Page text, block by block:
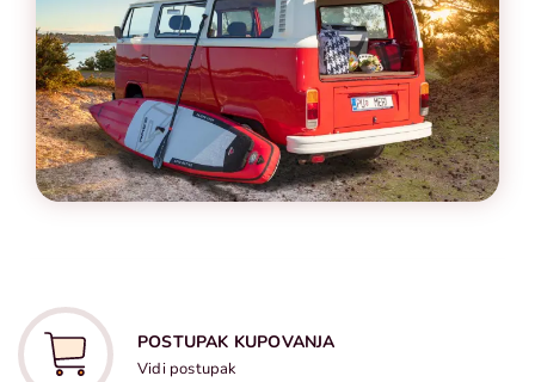
POSTUPAK KUPOVANJA
Vidi postupak